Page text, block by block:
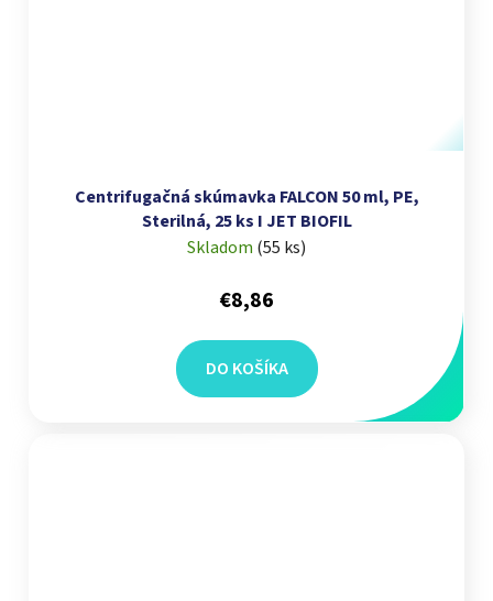
Centrifugačná skúmavka FALCON 50 ml, PE,
Sterilná, 25 ks I JET BIOFIL
Skladom (55 ks)
€8,86
DO KOŠÍKA